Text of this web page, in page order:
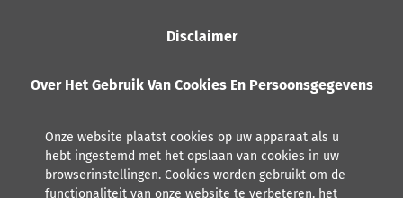
Disclaimer
Over Het Gebruik Van Cookies En Persoonsgegevens
Onze website plaatst cookies op uw apparaat als u
hebt ingestemd met het opslaan van cookies in uw
browserinstellingen. Cookies worden gebruikt om de
functionaliteit van onze website te verbeteren, het